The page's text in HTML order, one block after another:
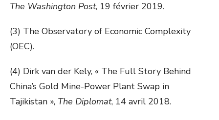
The Washington Post, 19 février 2019.
(3) The Observatory of Economic Complexity
(OEC).
(4) Dirk van der Kely, « The Full Story Behind
China’s Gold Mine-Power Plant Swap in
Tajikistan », The Diplomat, 14 avril 2018.